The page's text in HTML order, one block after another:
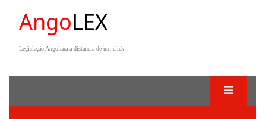
AngoLEX
Legislação Angolana a distancia de um click